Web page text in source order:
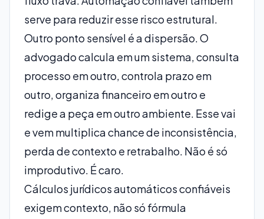
serve para reduzir esse risco estrutural.
Outro ponto sensível é a dispersão. O
advogado calcula em um sistema, consulta
processo em outro, controla prazo em
outro, organiza financeiro em outro e
redige a peça em outro ambiente. Esse vai
e vem multiplica chance de inconsistência,
perda de contexto e retrabalho. Não é só
improdutivo. É caro.
Cálculos jurídicos automáticos confiáveis
exigem contexto, não só fórmula